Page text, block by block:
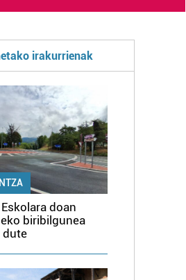
irakurrienak
doan
biribilgunea
dute